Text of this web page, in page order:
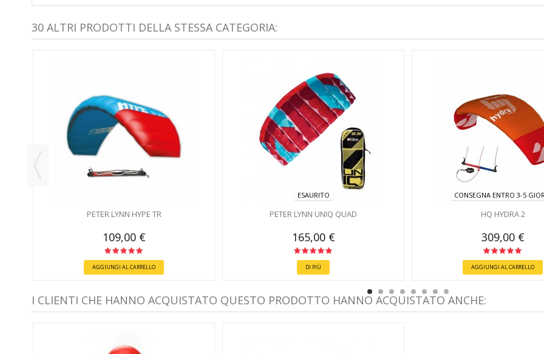
30 ALTRI PRODOTTI DELLA STESSA CATEGORIA:
PETER LYNN HYPE TR
109,00 €
AGGIUNGI AL CARRELLO
ESAURITO
PETER LYNN UNIQ QUAD
165,00 €
DI PIÙ
CONSEGNA ENTRO 3-5
HQ HYDRA 2
309,00 €
AGGIUNGI AL CARRELLO
I CLIENTI CHE HANNO ACQUISTATO QUESTO PRODOTTO HANNO ACQUISTATO ANCHE: